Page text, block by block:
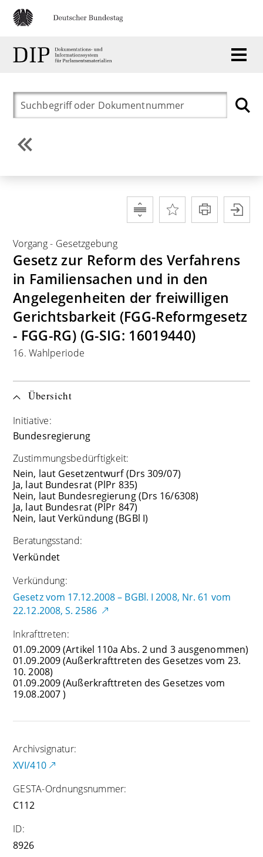
Vorgang- Gesetzgebung
Gesetz zur Reform des Verfahrens
in Familiensachen und in den
Angelegenheiten der freiwilligen
Gerichtsbarkeit (FGG-Reformgesetz
- FGG-RG) (G-SIG: 16019440)
16. Wahlperiode
Übersicht
Initiative:
Bundesregierung
Zustimmungsbedürftigkeit:
Nein, laut Gesetzentwurf (Drs 309/07)
Ja, laut Bundesrat (PlPr 835)
Nein, laut Bundesregierung (Drs 16/6308)
Ja, laut Bundesrat (PlPr 847)
Nein, laut Verkündung (BGBl I)
Beratungsstand:
Verkündet
Verkündung:
Gesetz vom 17.12.2008 – BGBl. I 2008, Nr. 61 vom
22.12.2008, S. 2586
Inkrafttreten:
01.09.2009(Artikel 110a Abs. 2 und 3 ausgenommen)
01.09.2009(Außerkrafttreten des Gesetzes vom 23.
10. 2008)
01.09.2009(Außerkrafttreten des Gesetzes vom
19.08.2007 )
Archivsignatur:
XVI/410
GESTA-Ordnungsnummer:
C112
ID:
8926